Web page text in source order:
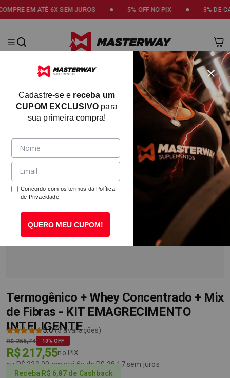
JUROS 5% OFF NO PIX 3% DE CASHBACK NA
Termogênico + Whey Concentrado + Mix
de Fibras - KIT EMAGRECIMENTO
INTELIGENTE
5.0(3 avaliações)
R$ 255,74 10% OFF
R$ 217,55no PIX
ou R$ 229,00 em até 6x de R$ 38,17 sem juros
Receba R$ 6,87 de Cashback
Cadastre-se e receba um
CUPOM EXCLUSIVO para
sua primeira compra!
Concordo com os termos da Política
de Privacidade
QUERO MEU CUPOM!